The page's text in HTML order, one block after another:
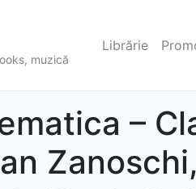
muzică
Librărie
–